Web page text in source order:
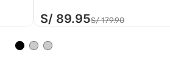
S/ 89.95S/ 179.90